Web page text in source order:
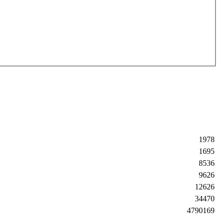
1978
1695
8536
9626
12626
34470
4790169